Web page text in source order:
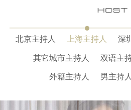
北京主持人 上海主持人 深
其它城市主持人 双语主
外籍主持人 男主持人